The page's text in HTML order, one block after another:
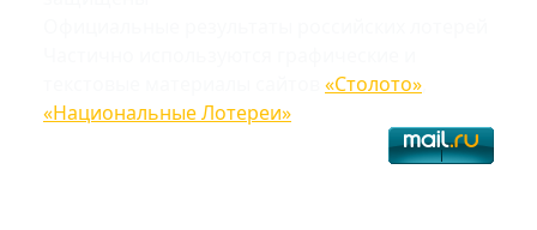
«Столото»
«Национальные Лотереи»